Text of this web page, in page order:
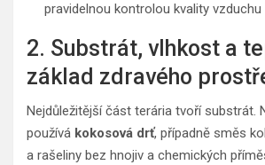
pravidelnou kontrolou kvality vzduchu
2. Substrát, vlhkost a
základ zdravého
Nejdůležitější část terária tvoří substrát.
používá kokosová drť, případně směs
a rašeliny bez hnojiv a chemických